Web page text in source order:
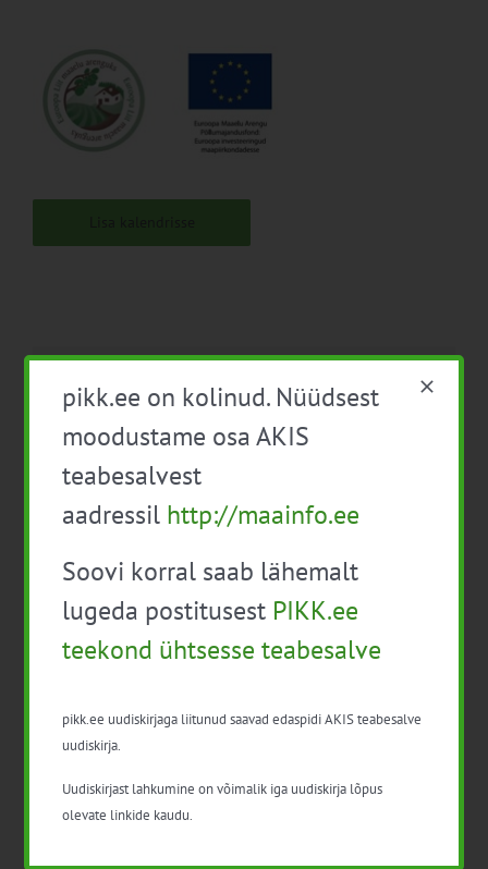
Facebook
X LinkedIn
Email
Mahepõllumajanduse
(loomakasvatus)
Maheköögiviljakasvatuse
Detailid
pikk.ee on kolinud. Nüüdsest
moodustame osa AKIS
teabesalvest
aadressil http://maainfo.ee
Soovi korral saab lähemalt
lugeda postitusest PIKK.ee
teekond ühtsesse teabesalve
pikk.ee uudiskirjaga liitunud saavad edaspidi AKIS teabesalve
uudiskirja.
Uudiskirjast lahkumine on võimalik iga uudiskirja lõpus
olevate linkide kaudu.